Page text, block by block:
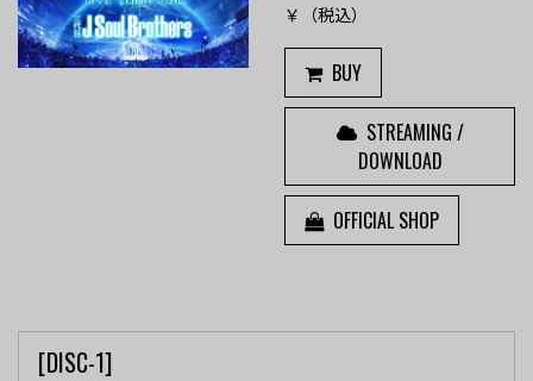
￥（税込）
BUY
STREAMING /
DOWNLOAD
OFFICIAL SHOP
[DISC-1]